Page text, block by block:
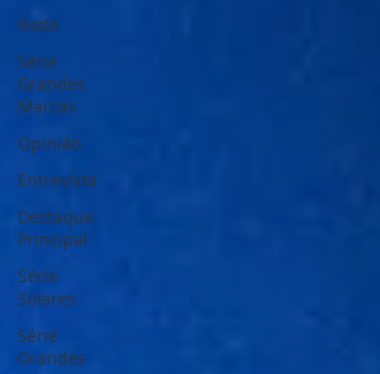
Roda
Série
Grandes
Marcas
Opinião
Entrevista
Destaque
Principal
Série
Solares
Série
Grandes